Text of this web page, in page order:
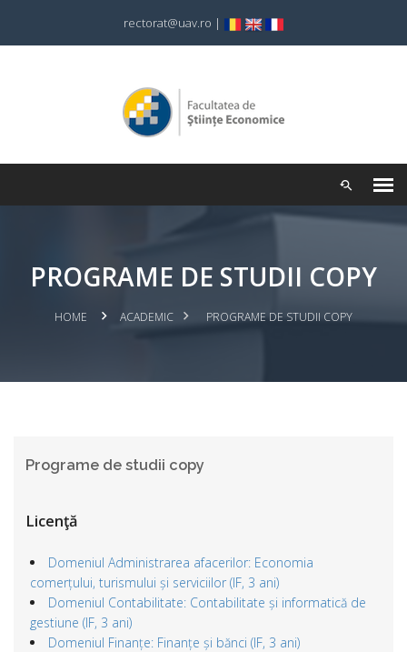
rectorat@uav.ro |
PROGRAME DE STUDII COPY
HOME ACADEMIC PROGRAME DE STUDII COPY
Programe de studii copy
Licenţă
Domeniul Administrarea afacerilor: Economia
comerțului, turismului și serviciilor (IF, 3 ani)
Domeniul Contabilitate: Contabilitate și informatică de
gestiune (IF, 3 ani)
Domeniul Finanțe: Finanțe și bănci (IF, 3 ani)